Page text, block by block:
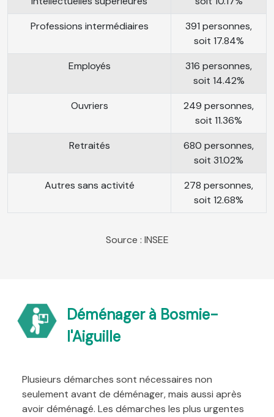
Professions intermédiaires
391 personnes,
soit 17.84%
Employés
316 personnes,
soit 14.42%
Ouvriers
249 personnes,
soit 11.36%
Retraités
680 personnes,
soit 31.02%
Autres sans activité
278 personnes,
soit 12.68%
Source : INSEE
Déménager à Bosmie-
l'Aiguille
Plusieurs démarches sont nécessaires non
seulement avant de déménager, mais aussi après
avoir déménagé. Les démarches les plus urgentes